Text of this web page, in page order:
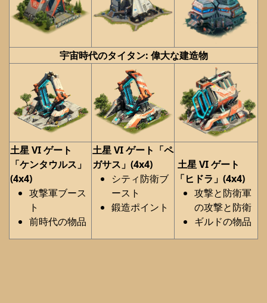
宇宙時代のタイタン: 偉大な建造物
土星 VI ゲート
「ケンタウルス」
(4x4)
攻撃軍ブース
ト
前時代の物品
土星 VI ゲート「ペ
ガサス」 (4x4)
シティ防衛ブ
ースト
鍛造ポイント
土星 VI ゲート
「ヒドラ」(4x4)
攻撃と防衛軍
の攻撃と防衛
ギルドの物品